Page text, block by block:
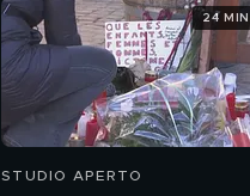
STUDIO APERTO
24 MIN